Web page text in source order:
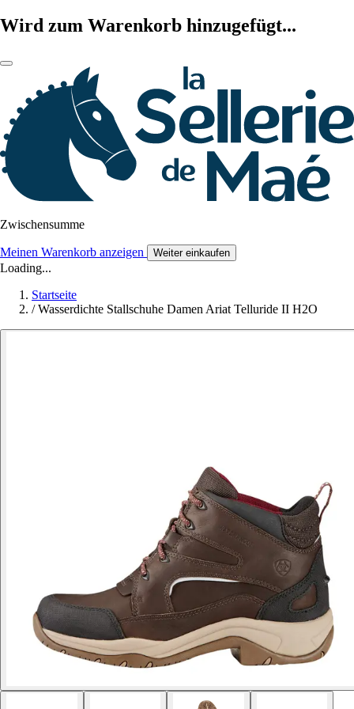
Wird zum Warenkorb hinzugefügt...
Zwischensumme
Meinen Warenkorb anzeigen Weiter einkaufen
Loading...
Startseite
/ Wasserdichte Stallschuhe Damen Ariat Telluride II H2O